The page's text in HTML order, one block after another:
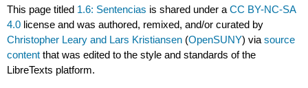
This page titled 1.6: Sentencias is shared under aCC BY-NC-SA
4.0 license and was authored, remixed, and/or curated by
Christopher Leary and Lars Kristiansen (OpenSUNY) viasource
content that was edited to the style and standards of the
LibreTexts platform.